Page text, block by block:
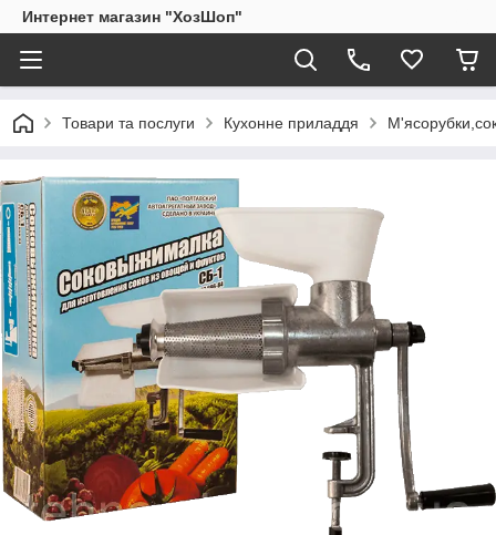
Интернет магазин "ХозШоп"
Товари та послуги Кухонне приладдя